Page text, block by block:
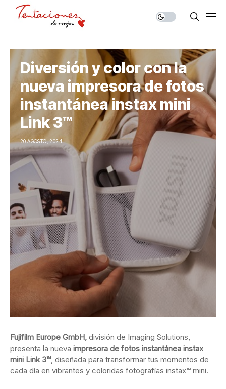
Diversión y color con la
nueva impresora de fotos
instantánea instax mini
Link 3™
20 AGOSTO, 2024
Fujifilm Europe GmbH, división de Imaging Solutions,
presenta la nueva impresora de fotos instantánea instax
mini Link 3™, diseñada para transformar tus momentos de
cada día en vibrantes y coloridas fotografías instax™ mini.